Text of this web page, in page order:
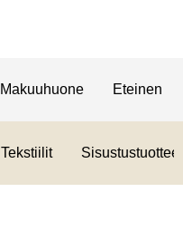
Makuuhuone Eteinen
Tekstiilit Sisustustuotteet